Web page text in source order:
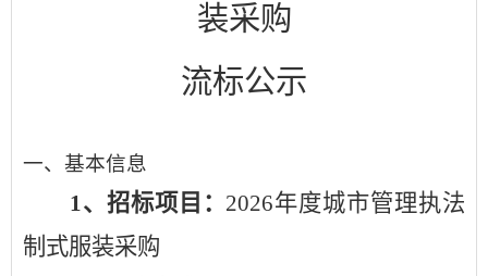
装采购
流标公示
一、基本信息
1、 招标项目： 2026年度城市管理执法
制式服装采购